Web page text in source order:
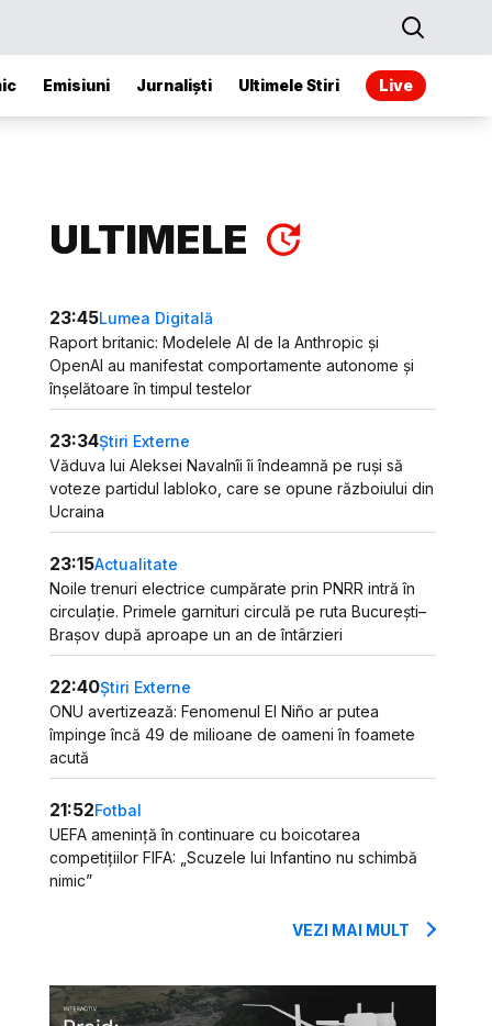
Emisiuni Jurnaliști Ultimele Stiri Live
ULTIMELE
23:45Lumea Digitală
Raport britanic: Modelele AI de la Anthropic și
OpenAI au manifestat comportamente autonome și
înșelătoare în timpul testelor
23:34Știri Externe
Văduva lui Aleksei Navalnîi îi îndeamnă pe ruși să
voteze partidul Iabloko, care se opune războiului din
Ucraina
23:15Actualitate
Noile trenuri electrice cumpărate prin PNRR intră în
circulație. Primele garnituri circulă pe ruta București–
Brașov după aproape un an de întârzieri
22:40Știri Externe
ONU avertizează: Fenomenul El Niño ar putea
împinge încă 49 de milioane de oameni în foamete
acută
21:52Fotbal
UEFA amenință în continuare cu boicotarea
competițiilor FIFA: „Scuzele lui Infantino nu schimbă
nimic”
VEZI MAI MULT